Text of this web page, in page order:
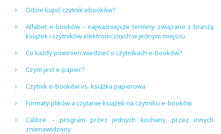
Gdzie kupić czytnik ebooków?
Alfabet e-booków – najważniejsze terminy związane z branżą
książek i czytników elektronicznych w jednym miejscu
Co każdy powinien wiedzieć o czytnikach e-booków?
Czym jest e-papier?
Czytnik e-booków vs. książka papierowa
Formaty plików a czytanie książek na czytniku e-booków
Calibre – program przez jednych kochany, przez innych
znienawidzony